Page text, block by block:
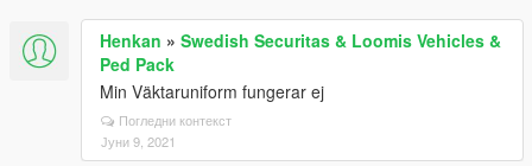
Henkan » Swedish Securitas & Loomis Vehicles &
Ped Pack
Min Väktaruniform fungerar ej
Погледни контекст
Јуни 9, 2021